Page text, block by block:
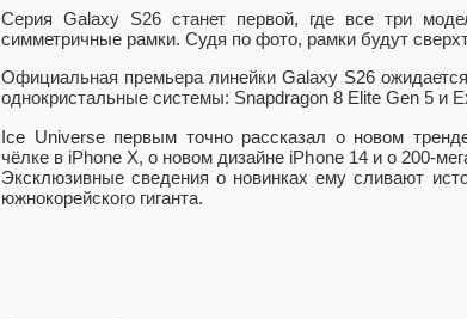
Серия Galaxy S26 станет первой, где все три
симметричные рамки. Судя по фото, рамки будут
Официальная премьера линейки Galaxy S26
однокристальные системы: Snapdragon 8 Elite Gen 5 и
Ice Universe первым точно рассказал о новом
чёлке в iPhone X, о новом дизайне iPhone 14 и о 200-
Эксклюзивные сведения о новинках ему сливают
южнокорейского гиганта.